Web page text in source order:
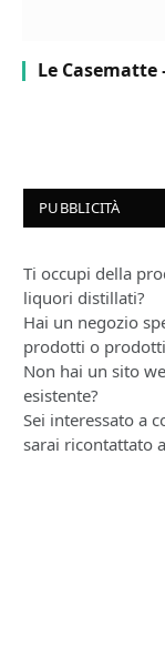
Le Casematte
PUBBLICITÀ
Ti occupi della
liquori distillati?
Hai un negozio
prodotti o
Non hai un sito
esistente?
Sei interessato a
sarai ricontattato